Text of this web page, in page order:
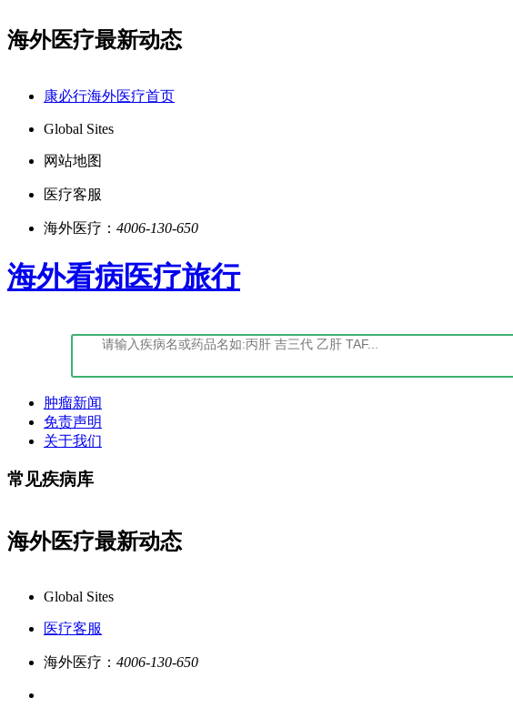
海外医疗最新动态
康必行海外医疗首页
Global Sites
网站地图
医疗客服
海外医疗： 4006-130-650
海外看病医疗旅行
肿瘤新闻
免责声明
关于我们
常见疾病库
海外医疗最新动态
Global Sites
医疗客服
海外医疗： 4006-130-650